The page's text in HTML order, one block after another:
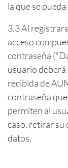
la que se
3.3 Al
acceso
contraseña
usuario
recibida de
contraseña
permiten al
caso, retirar su
datos.